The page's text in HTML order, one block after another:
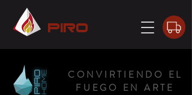
piro
CONVIRTIENDO EL
FUEGO EN ARTE